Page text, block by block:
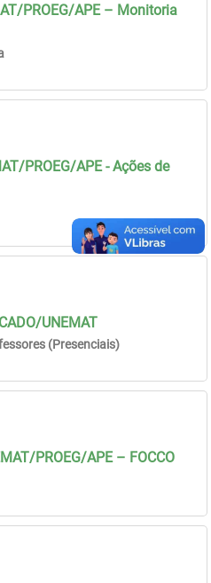
PROEG/APE – Monitoria
PROEG/APE - Ações de
UNEMAT
(Presenciais)
PROEG/APE – FOCCO